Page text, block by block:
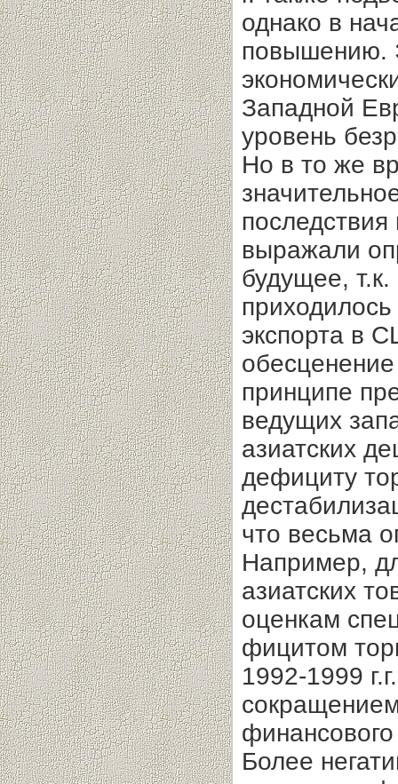
однако в
повышению.
Западной
уро­вень
Но в то же
последствия
выражали
будущее,
экспорта в
принципе
ведущих
азиатских
дефициту
что весьма
Например,
азиатских
оценкам
фицитом
1992-1999
сокращением
Более